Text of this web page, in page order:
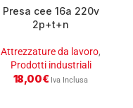
Presa cee 16a 220v
2p+t+n
Attrezzature da lavoro,
Prodotti industriali
18,00€ Iva Inclusa